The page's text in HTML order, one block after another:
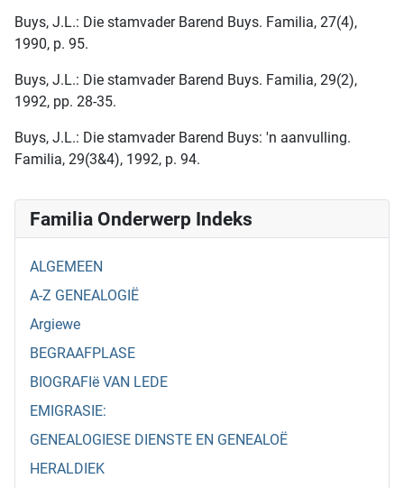
Familia Onderwerp Indeks
ALGEMEEN
A-Z GENEALOGIË
Argiewe
BEGRAAFPLASE
BIOGRAFIë VAN LEDE
EMIGRASIE:
GENEALOGIESE DIENSTE EN GENEALOË
HERALDIEK
Buys, J.L.: Die stamvader Barend Buys. Familia, 27(4),
1990, p. 95.
Buys, J.L.: Die stamvader Barend Buys. Familia, 29(2),
1992, pp. 28-35.
Buys, J.L.: Die stamvader Barend Buys: 'n aanvulling.
Familia, 29(3&4), 1992, p. 94.